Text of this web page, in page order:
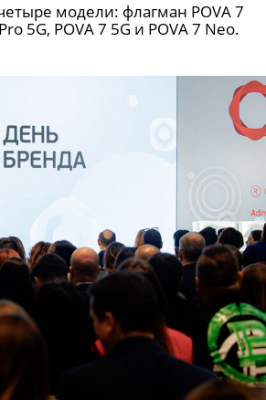
модели: флагман POVA 7
5G, POVA 7 5G и POVA 7 Neo.